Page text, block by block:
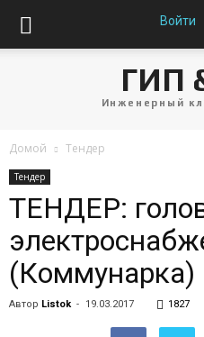
Войти
ГИП
Инженерный
Домой Тендер
Тендер
ТЕНДЕР:
(Коммунарка)
Автор Listok - 19.03.2017 1827